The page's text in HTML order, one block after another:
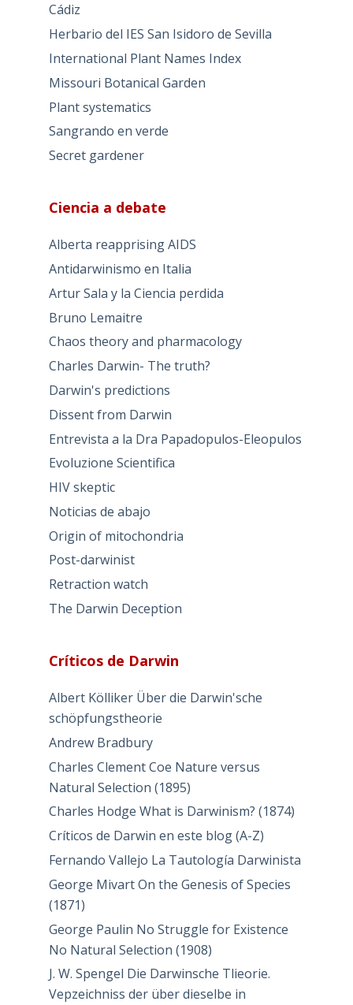
Cádiz
Herbario del IES San Isidoro de Sevilla
International Plant Names Index
Missouri Botanical Garden
Plant systematics
Sangrando en verde
Secret gardener
Ciencia a debate
Alberta reapprising AIDS
Antidarwinismo en Italia
Artur Sala y la Ciencia perdida
Bruno Lemaitre
Chaos theory and pharmacology
Charles Darwin- The truth?
Darwin's predictions
Dissent from Darwin
Entrevista a la Dra Papadopulos-Eleopulos
Evoluzione Scientifica
HIV skeptic
Noticias de abajo
Origin of mitochondria
Post-darwinist
Retraction watch
The Darwin Deception
Críticos de Darwin
Albert Kölliker Über die Darwin'sche
schöpfungstheorie
Andrew Bradbury
Charles Clement Coe Nature versus
Natural Selection (1895)
Charles Hodge What is Darwinism? (1874)
Críticos de Darwin en este blog (A-Z)
Fernando Vallejo La Tautología Darwinista
George Mivart On the Genesis of Species
(1871)
George Paulin No Struggle for Existence
No Natural Selection (1908)
J. W. Spengel Die Darwinsche Tlieorie.
Vepzeichniss der über dieselbe in